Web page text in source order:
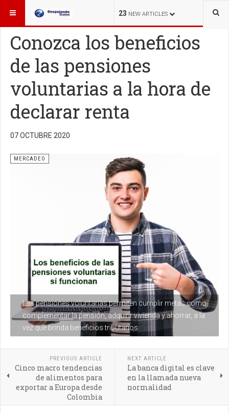
23 NEW ARTICLES
ESTÁ AQUÍ: MERCADEO
Conozca los beneficios
de las pensiones
voluntarias a la hora de
declarar renta
07 OCTUBRE 2020
Las pensiones voluntarias permiten cumplir metas como
complementar la pensión, adquirir vivienda y ahorrar, a la
vez que brinda beneficios tributarios
MERCADEO
PREVIOUS ARTICLE
Cinco macro tendencias
de alimentos para
exportar a Europa desde
Colombia
NEXT ARTICLE
La banca digital es clave
en la llamada nueva
normalidad